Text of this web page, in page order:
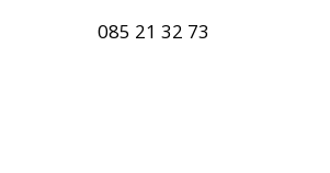
085 21 32 73